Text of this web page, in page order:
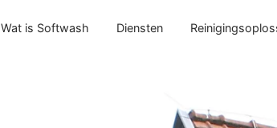
Wat is Softwash Diensten